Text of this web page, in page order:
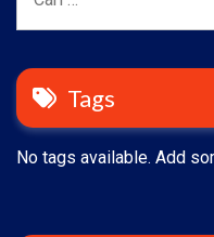
untuk:
Tags
No tags available. Add